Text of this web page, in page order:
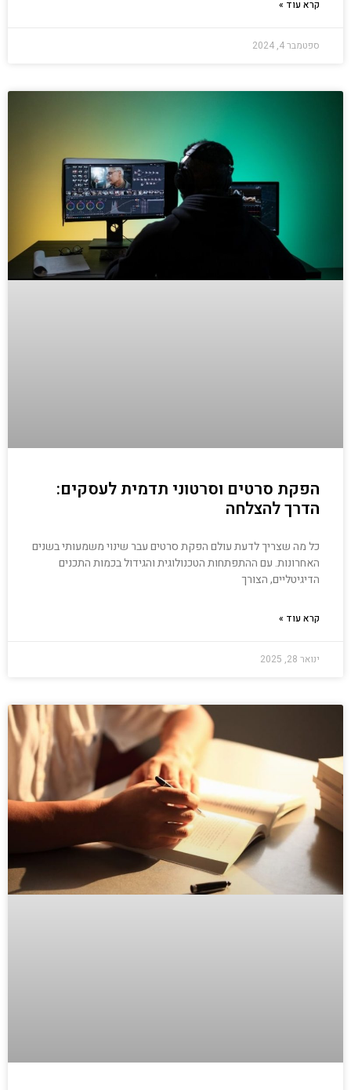
קרא עוד »
ספטמבר 4, 2024
הפקת סרטים וסרטוני תדמית לעסקים:
הדרך להצלחה
כל מה שצריך לדעת עולם הפקת סרטים עבר שינוי משמעותי בשנים
האחרונות. עם ההתפתחות הטכנולוגית והגידול בכמות התכנים
הדיגיטליים, הצורך
קרא עוד »
ינואר 28, 2025